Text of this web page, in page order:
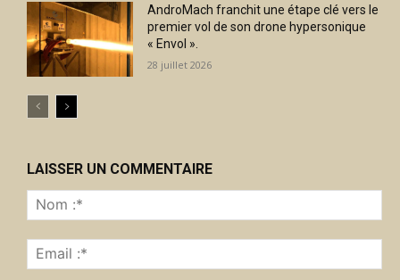
AndroMach franchit une étape clé vers le
premier vol de son drone hypersonique
« Envol ».
28 juillet 2026
LAISSER UN COMMENTAIRE
:*
:*